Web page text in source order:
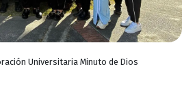
Universitaria Minuto de Dios